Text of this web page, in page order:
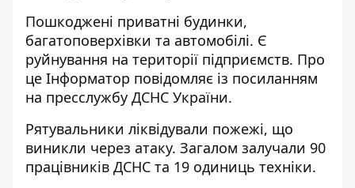
Пошкоджені приватні будинки,
багатоповерхівки та автомобілі. Є
руйнування на території підприємств. Про
це Інформатор повідомляє із посиланням
на пресслужбу ДСНС України.
Рятувальники ліквідували пожежі, що
виникли через атаку. Загалом залучали 90
працівників ДСНС та 19 одиниць техніки.